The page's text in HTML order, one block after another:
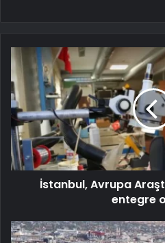
İstanbul, Avrupa
entegre